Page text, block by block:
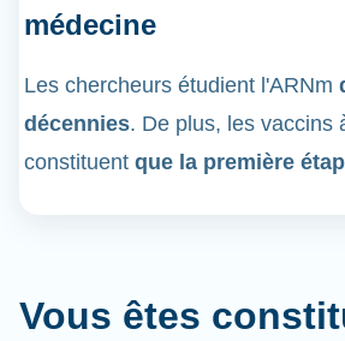
médecine
Les chercheurs étudient l'ARNm
décennies. De plus, les vaccins
constituent que la première
Vous êtes